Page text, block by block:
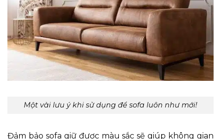
Một vài lưu ý khi sử dụng để sofa luôn như mới!
Đảm bảo sofa giữ được màu sắc sẽ giúp không gian